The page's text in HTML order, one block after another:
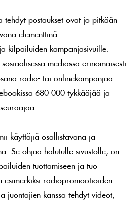
tehdyt postaukset ovat jo pitkään
elementtinä
kilpailuiden kampanjasivuille.
mediassa erinomaisesti
radio- tai onlinekampanjaa.
680 000 tykkääjää ja
käyttäjiä osallistavana ja
Se ohjaa halutulle sivustolle, on
tuottamiseen ja tuo
esimerkiksi radiopromootioiden
juontajien kanssa tehdyt videot,